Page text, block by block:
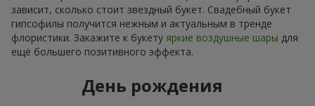
зависит, сколько стоит звездный букет. Свадебный букет
гипсофилы получится нежным и актуальным в тренде
флористики. Закажите к букету яркие воздушные шары для
ещё большего позитивного эффекта.
День рождения